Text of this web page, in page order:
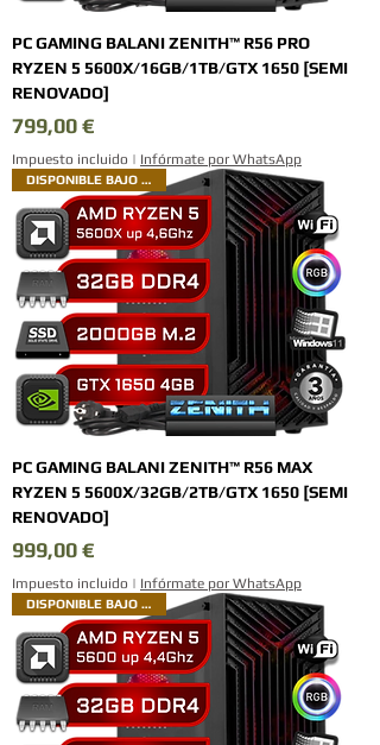
PC GAMING BALANI ZENITH™ R56 PRO
RYZEN 5 5600X/16GB/1TB/GTX 1650 [SEMI
RENOVADO]
Precio
799,00 €
Impuesto incluido | Infórmate por WhatsApp
DISPONIBLE BAJO PEDIDO
PC GAMING BALANI ZENITH™ R56 MAX
RYZEN 5 5600X/32GB/2TB/GTX 1650 [SEMI
RENOVADO]
Precio
999,00 €
Impuesto incluido | Infórmate por WhatsApp
DISPONIBLE BAJO PEDIDO